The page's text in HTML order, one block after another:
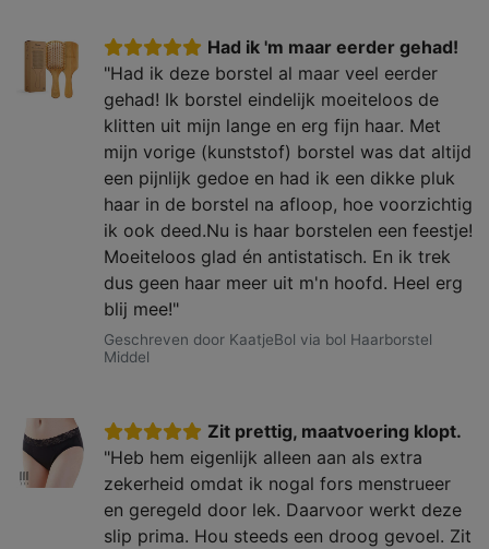
Had ik 'm maar eerder gehad!
"Had ik deze borstel al maar veel eerder
gehad! Ik borstel eindelijk moeiteloos de
klitten uit mijn lange en erg fijn haar. Met
mijn vorige (kunststof) borstel was dat altijd
een pijnlijk gedoe en had ik een dikke pluk
haar in de borstel na afloop, hoe voorzichtig
ik ook deed.Nu is haar borstelen een feestje!
Moeiteloos glad én antistatisch. En ik trek
dus geen haar meer uit m'n hoofd. Heel erg
blij mee!"
Geschreven door KaatjeBol via bol Haarborstel
Middel
Zit prettig, maatvoering klopt.
"Heb hem eigenlijk alleen aan als extra
zekerheid omdat ik nogal fors menstrueer
en geregeld door lek. Daarvoor werkt deze
slip prima. Hou steeds een droog gevoel. Zit